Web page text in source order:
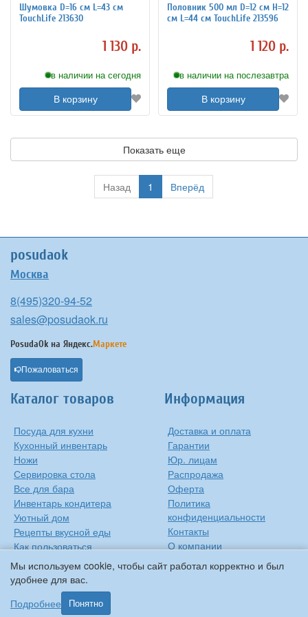
Мы используем cookie, чтобы сайт работал корректно и был
удобнее для вас.
Подробнее
Понятно
Шумовка D=16 см L=43 см
TouchLife 213630
1 130 р.
в наличии на сегодня
В корзину
Половник 500 мл D=12 см H=12
см L=44 см TouchLife 213596
1 120 р.
в наличии на послезавтра
В корзину
Показать еще
Назад 1 Вперёд
posudaok
Москва
8(495)320-94-52
sales@posudaok.ru
PosudaOk на Яндекс.Маркете
Пожаловаться
Каталог товаров
Посуда для кухни
Кухонный инвентарь
Ножи
Сервировка стола
Все для бара
Инвентарь кондитера
Уютный дом
Рецепты вкусной еды
Как пользоваться
сковородкой
Информация
Доставка и оплата
Гарантии
Юр. лицам
Распродажа
Оферта
Политика
конфиденциальности
Контакты
О компании
Сиропы Monin
Виды барного стекла